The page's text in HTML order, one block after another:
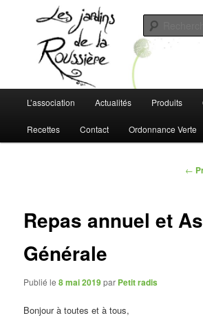
Les Jardins de la
L'AMAP de Montreuil-Juigné !
principal
L’association Actualités Produits
Recettes Contact Ordonnance Verte
←
Repas annuel et
Générale
Publié le8 mai 2019par Petit radis
Bonjour à toutes et à tous,